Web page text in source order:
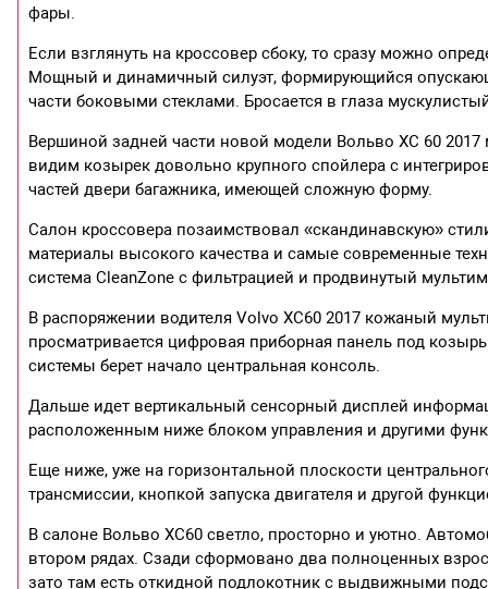
фары.
Если взглянуть на кроссовер сбоку, то сразу можно
Мощный и динамичный силуэт, формирующийся
части боковыми стеклами. Бросается в глаза
Вершиной задней части новой модели Вольво XC 60
видим козырек довольно крупного спойлера с
частей двери багажника, имеющей сложную форму.
Салон кроссовера позаимствовал «скандинавскую»
материалы высокого качества и самые современные
система CleanZone с фильтрацией и продвинутый
В распоряжении водителя Volvo XC60 2017 кожаный
просматривается цифровая приборная панель под
системы берет начало центральная консоль.
Дальше идет вертикальный сенсорный дисплей
расположенным ниже блоком управления и другими
Еще ниже, уже на горизонтальной плоскости
трансмиссии, кнопкой запуска двигателя и другой
В салоне Вольво ХС60 светло, просторно и уютно.
втором рядах. Сзади сформовано два полноценных
зато там есть откидной подлокотник с выдвижными